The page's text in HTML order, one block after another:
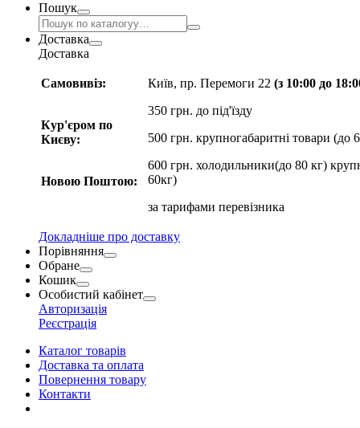
Пошук
Доставка
Доставка
Самовивіз:
Кур'єром по
Києву:
Новою Поштою:
Київ, пр. Перемоги 22 (з 10:00 до
350 грн. до під'їзду
500 грн. крупногабаритні товари (до
600 грн. холодильники(до 80 кг)
60кг)
за тарифами перевізника
Докладніше про доставку
Порівняння
Обране
Кошик
Особистий кабінет
Авторизація
Реєстрація
Каталог товарів
Доставка та оплата
Повернення товару
Контакти